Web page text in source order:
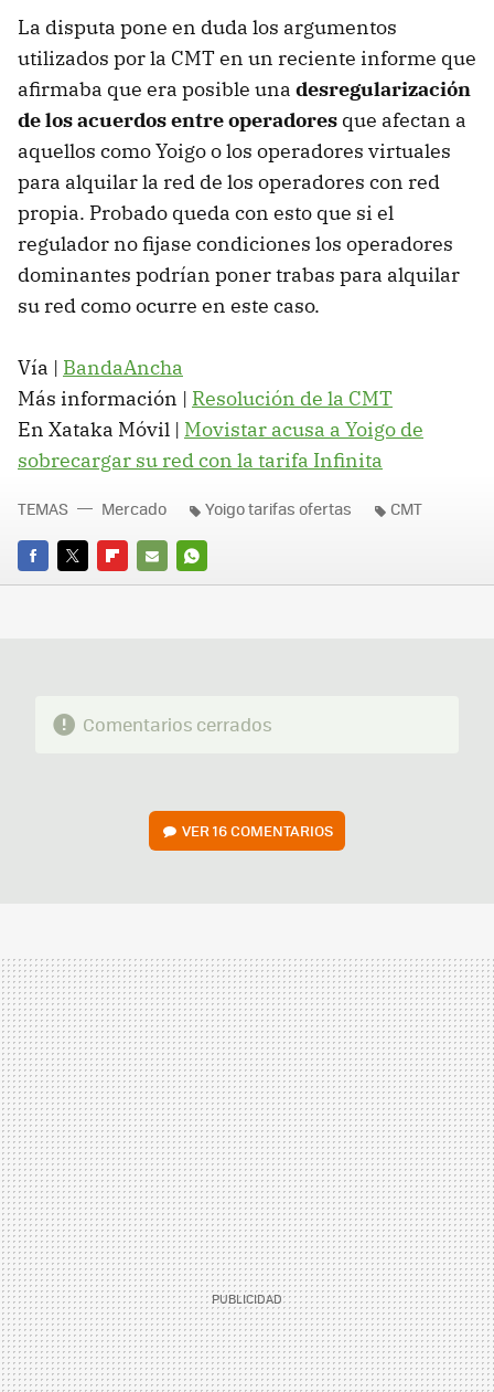
La disputa pone en duda los argumentos
utilizados por la CMTen un reciente informe que
afirmaba que era posible una desregularización
de los acuerdos entre operadores que afectan a
aquellos como Yoigo o los operadores virtuales
para alquilar la red de los operadores con red
propia. Probado queda con esto que si el
regulador no fijase condiciones los operadores
dominantes podrían poner trabas para alquilar
su red como ocurre en este caso.
Vía | BandaAncha
Más información | Resolución de la CMT
En Xataka Móvil | Movistar acusa a Yoigo de
sobrecargar su red con la tarifa Infinita
FACEBOOK
TWITTERFLIPBOARD
E-
WHATSAPP
TEMAS Mercado Yoigo tarifas ofertas CMT
Comentarios cerrados
VER16 COMENTARIOS